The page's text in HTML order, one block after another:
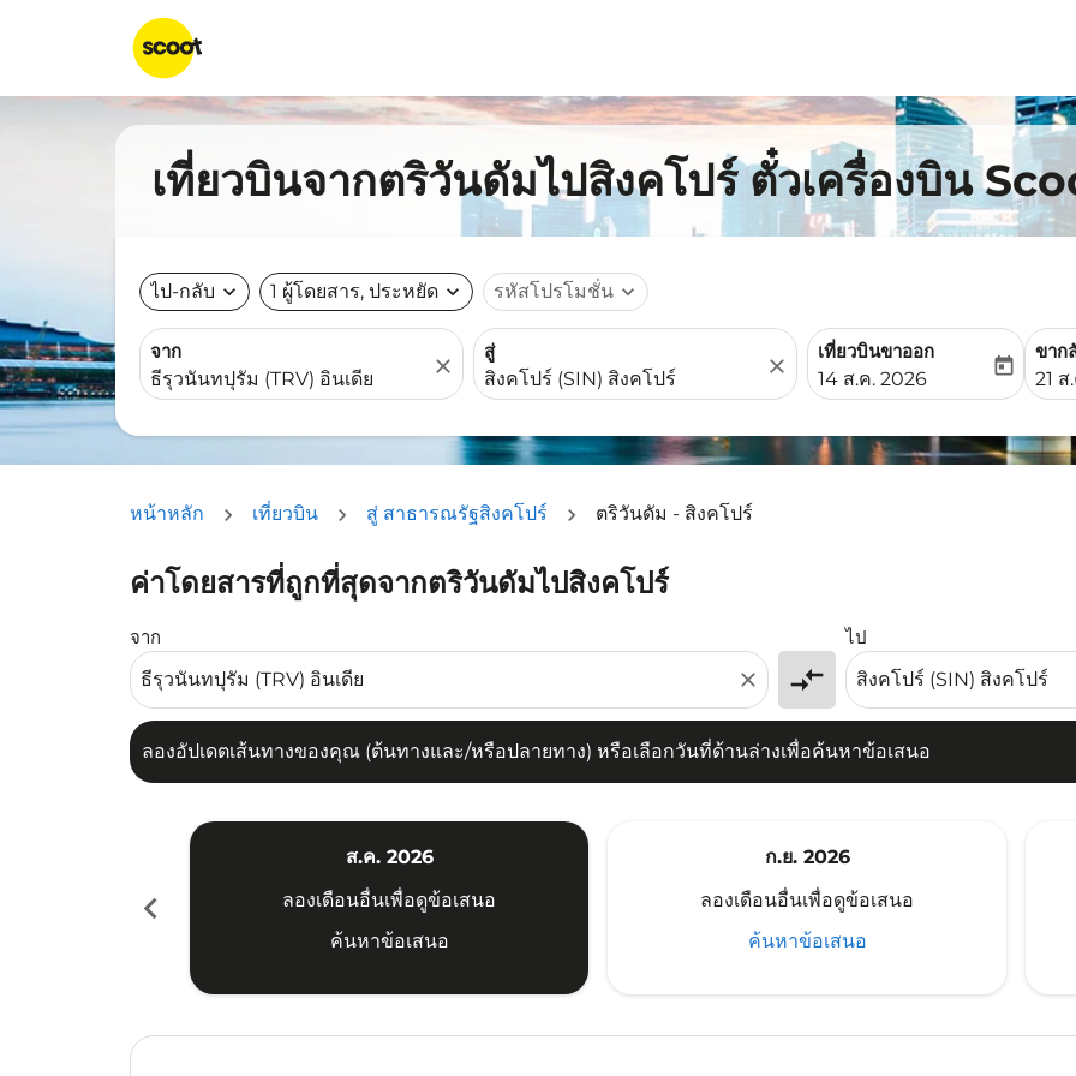
เที่ยวบินจากตริวันดัมไปสิงคโปร์ ตั๋วเครื่องบิน
ไป-กลับ expand_more 1 ผู้โดยสาร, ประหยัด expand_more รหัสโปรโมชั่น expand_more
จาก
close
สู่
close
เที่ยวบินขาออก
fc-booking-departure-
14 ส.ค. 2026
today
ขาก
fc-
21
หน้าหลัก เที่ยวบิน สู่ สาธารณรัฐสิงคโปร์ ตริวันดัม - สิงคโปร์
ค่าโดยสารที่ถูกที่สุดจากตริวันดัมไปสิงคโปร์
จาก
close compare_arrows
ไป
ลองอัปเดตเส้นทางของคุณ (ต้นทางและ/หรือปลายทาง) หรือเลือกวันที่ด้านล่างเพื่อค้นหาข้อเสนอ
ลองอัปเดตเส้นทางของคุณ (ต้นทางและ/หรือปลายทาง) หรือเลือกวันที่ด้านล่างเพื่อค้นหาข้อเสนอ
chevron_left
ส.ค. 2026
ลองเดือนอื่นเพื่อดูข้อเสนอ
ค้นหาข้อเสนอ
ก.ย. 2026
ลองเดือนอื่นเพื่อดูข้อเสนอ
ค้นหาข้อเสนอ